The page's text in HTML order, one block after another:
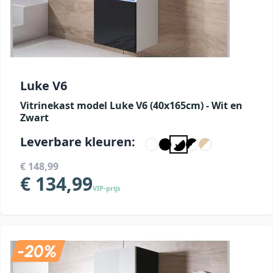
Luke V6
Vitrinekast model Luke V6 (40x165cm) - Wit en
Zwart
Leverbare kleuren:
€ 148,99
€ 134,99VIP-prijs